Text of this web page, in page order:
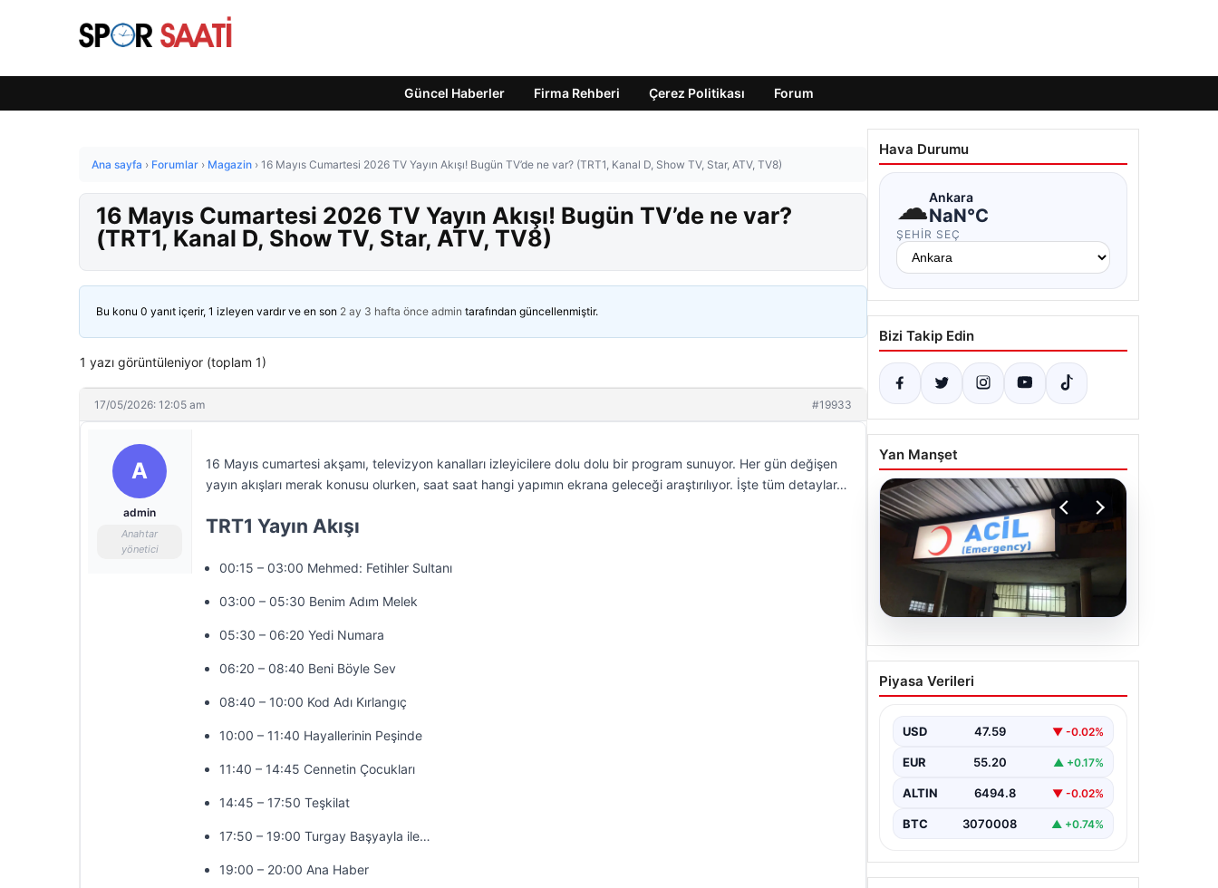
Güncel Haberler Firma Rehberi Çerez Politikası Forum
Ana sayfa › Forumlar › Magazin › 16 Mayıs Cumartesi 2026 TV Yayın Akışı! Bugün TV’de ne var? (TRT1, Kanal D, Show TV, Star, ATV, TV8)
16 Mayıs Cumartesi 2026 TV Yayın Akışı! Bugün TV’de ne var?
(TRT1, Kanal D, Show TV, Star, ATV, TV8)
Bu konu 0 yanıt içerir, 1 izleyen vardır ve en son 2 ay 3 hafta önce admin tarafından güncellenmiştir.
1 yazı görüntüleniyor (toplam 1)
17/05/2026: 12:05 am #19933
A
admin
Anahtar
yönetici
16 Mayıs cumartesi akşamı, televizyon kanalları izleyicilere dolu dolu bir program sunuyor. Her gün değişen
yayın akışları merak konusu olurken, saat saat hangi yapımın ekrana geleceği araştırılıyor. İşte tüm detaylar…
TRT1 Yayın Akışı
00:15 – 03:00 Mehmed: Fetihler Sultanı
03:00 – 05:30 Benim Adım Melek
05:30 – 06:20 Yedi Numara
06:20 – 08:40 Beni Böyle Sev
08:40 – 10:00 Kod Adı Kırlangıç
10:00 – 11:40 Hayallerinin Peşinde
11:40 – 14:45 Cennetin Çocukları
14:45 – 17:50 Teşkilat
17:50 – 19:00 Turgay Başyayla ile…
19:00 – 20:00 Ana Haber
Hava Durumu
☁Ankara
NaN°C
ŞEHIR SEÇ
Bizi Takip Edin
Yan Manşet
05.08.2026
Dereye düştü: 3 yaşındaki
Eslem, hayatını kaybetti
Piyasa Verileri
USD 47.59 ▼ -0.02%
EUR 55.20 ▲ +0.17%
ALTIN 6494.8 ▼ -0.02%
BTC 3070008 ▲ +0.74%